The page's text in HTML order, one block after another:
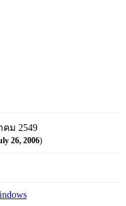
ม 2549
26, 2006)